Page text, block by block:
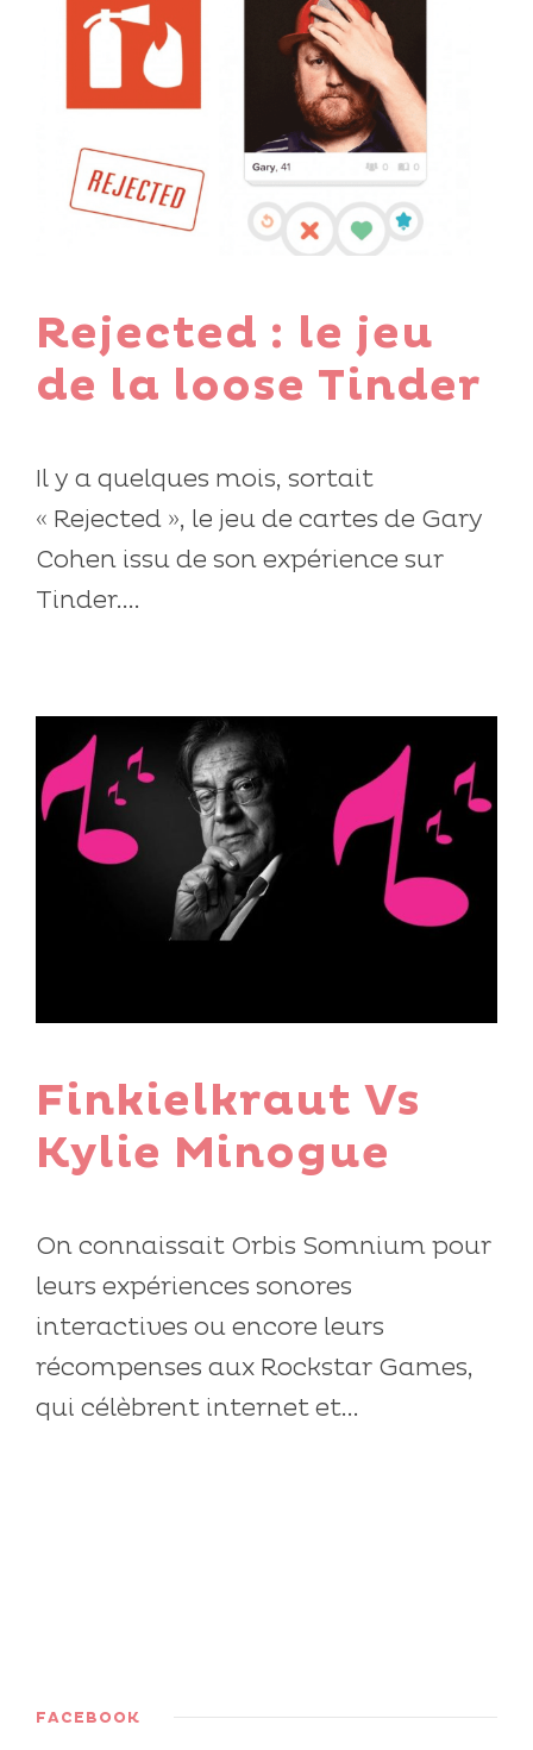
Rejected : le jeu
de la loose Tinder
Il y a quelques mois, sortait
« Rejected », le jeu de cartes de Gary
Cohen issu de son expérience sur
Tinder....
Finkielkraut Vs
Kylie Minogue
On connaissait Orbis Somnium pour
leurs expériences sonores
interactives ou encore leurs
récompenses aux Rockstar Games,
qui célèbrent internet et...
FACEBOOK